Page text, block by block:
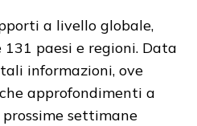
a livello globale,
paesi e regioni. Data
informazioni, ove
approfondimenti a
settimane